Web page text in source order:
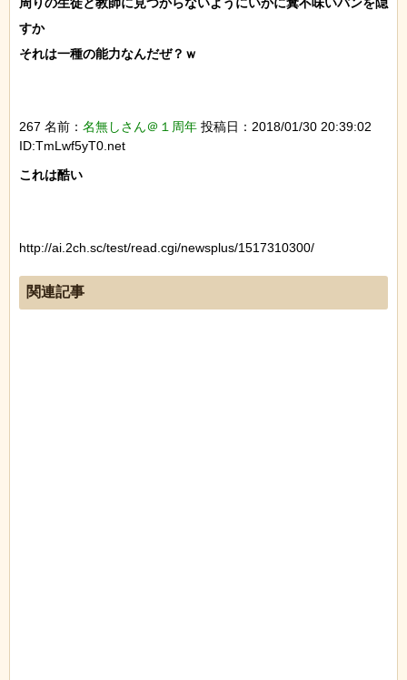
すか
それは一種の能力なんだぜ？ｗ
267 名前： 名無しさん＠１周年 投稿日：2018/01/30 20:39:02
ID:TmLwf5yT0.net
これは酷い
http://ai.2ch.sc/test/read.cgi/newsplus/1517310300/
関連記事